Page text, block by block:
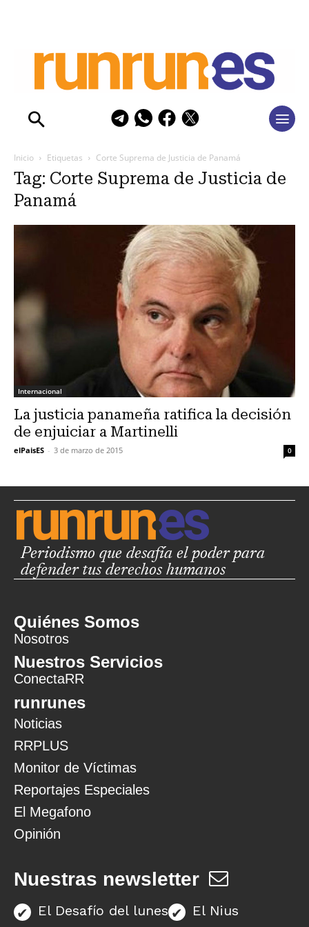
Inicio Etiquetas Corte Suprema de Justicia de Panamá
Tag: Corte Suprema de Justicia de
Panamá
Internacional
La justicia panameña ratifica la decisión
de enjuiciar a Martinelli
elPaisES - 3 de marzo de 2015 0
Periodismo que desafía el poder para
defender tus derechos humanos
Quiénes Somos
Nosotros
Nuestros Servicios
ConectaRR
runrunes
Noticias
RRPLUS
Monitor de Víctimas
Reportajes Especiales
El Megafono
Opinión
Nuestras newsletter
El Desafío del lunes El Nius